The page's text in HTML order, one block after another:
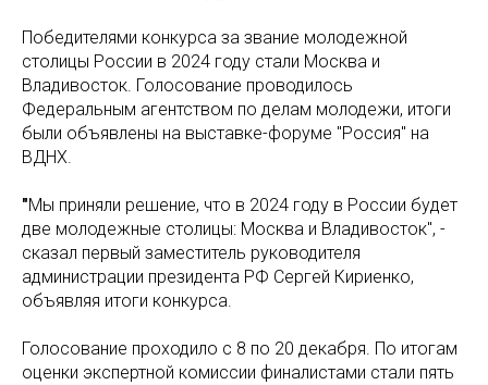
Победителями конкурса за звание молодежной
столицы России в 2024 году стали Москва и
Владивосток. Голосование проводилось
Федеральным агентством по делам молодежи, итоги
были объявлены на выставке-форуме "Россия" на
ВДНХ.
"Мы приняли решение, что в 2024 году в России будет
две молодежные столицы: Москва и Владивосток", -
сказал первый заместитель руководителя
администрации президента РФ Сергей Кириенко,
объявляя итоги конкурса.
Голосование проходило с 8 по 20 декабря. По итогам
оценки экспертной комиссии финалистами стали пять